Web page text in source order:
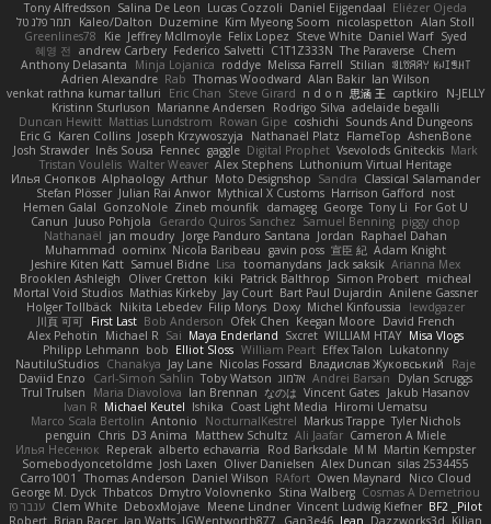
Tony Alfredsson Salina De Leon Lucas Cozzoli Daniel Eijgendaal Eliézer Ojeda
תמר פלג טל
Kaleo/Dalton Duzemine Kim Myeong Soom nicolaspetton Alan Stoll
Greenlines78
Kie Jeffrey McIlmoyle Felix Lopez Steve White Daniel Warf Syed
혜영 전 andrew Carbery Federico Salvetti C1T1Z333N The Paraverse Chem
Anthony Delasanta
Minja Lojanica roddye Melissa Farrell Stilian ꌃ꒒ꀎꋪꋪꌩ ꀘꈤꀤꁅꃅ꓄
Adrien Alexandre Rab Thomas Woodward Alan Bakir Ian Wilson
venkat rathna kumar talluri
Eric Chan Steve Girard n d o n 思涵 王 captkiro
N-JELLY
Kristinn Sturluson Marianne Andersen Rodrigo Silva adelaide begalli
Duncan Hewitt Mattias Lundstrom Rowan Gipe coshichi Sounds And Dungeons
Eric G Karen Collins Joseph Krzywoszyja Nathanaël Platz FlameTop AshenBone
Josh Strawder Inês Sousa Fennec gaggle Digital Prophet Vsevolods Gniteckis Mark
Tristan Voulelis Walter Weaver Alex Stephens Luthonium Virtual Heritage
Илья Снопков Alphaology Arthur Moto Designshop Sandra Classical Salamander
Stefan Plösser Julian Rai Anwor Mythical X Customs Harrison Gafford nost
Hemen Galal GonzoNole Zineb mounfik damageg George Tony Li For Got U
Canun Juuso Pohjola Gerardo Quiros Sanchez Samuel Benning piggy chop
Nathanaël jan moudry Jorge Panduro Santana Jordan Raphael Dahan
Muhammad oominx Nicola Baribeau gavin poss 宣臣 紀 Adam Knight
Jeshire Kiten Katt Samuel Bidne Lisa toomanydans Jack saksik Arianna Mex
Brooklen Ashleigh
Oliver Cretton kiki Patrick Balthrop Simon Probert micheal
Mortal Void Studios Mathias Kirkeby Jay Court Bart Paul Dujardin Anilene Gassner
Holger Tollbäck Nikita Lebedev Filip Morys Doxy Michel Kinfoussia
lewdgazer
川頁 可可 First Last Bob Anderson Ofek Chen Keegan Moore David French
Alex Pehotin
Michael R Sai Maya Enderland Sxcret WILLIAM HTAY Misa Vlogs
Philipp Lehmann bob Elliot Sloss William Peart Effex Talon Lukatonny
NautiluStudios Chanakya Jay Lane Nicolas Fossard Владислав Жуковський
Raje
Daviid Enzo
Carl-Simon Sahlin Toby Watson אלמוג Andrei Barsan
Dylan Scruggs
Trul Trulsen
Maria Diavolova Ian Brennan なのは Vincent Gates Jakub Hasanov
Ivan R Michael Keutel Ishika Coast Light Media Hiromi Uematsu
Marco Scala Bertolin Antonio NocturnalKestrel Markus Trappe Tyler Nichols
penguin Chris D3 Anima Matthew Schultz Ali Jaafar Cameron A Miele
Илья Несенюк Reperak alberto echavarria Rod Barksdale M M Martin Kempster
Somebodyoncetoldme Josh Laxen Oliver Danielsen Alex Duncan silas 2534455
Carro1001
Thomas Anderson Daniel Wilson RAfort Owen Maynard
Nico Cloud
George M. Dyck Thbatcos Dmytro Volovnenko Stina Walberg Cosmas A Demetriou
ענבר פז Clem White DeboxMojave Meene Lindner Vincent Ludwig Kiefner BF2 _Pilot
Robert Brian Racer Ian Watts JGWentworth877 Gan3e46 Jean Dazzworks3d Kilian